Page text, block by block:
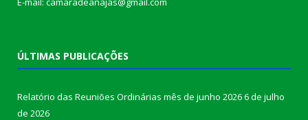
ÚLTIMAS PUBLICAÇÕES
Relatório das Reuniões Ordinárias mês de junho 20266 de julho
de 2026